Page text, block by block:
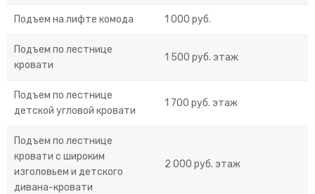
Подъем на лифте комода 1 000 руб.
Подъем по лестнице
кровати
1 500 руб. этаж
Подъем по лестнице
детской угловой кровати
1 700 руб. этаж
Подъем по лестнице
кровати с широким
изголовьем и детского
дивана-кровати
2 000 руб. этаж